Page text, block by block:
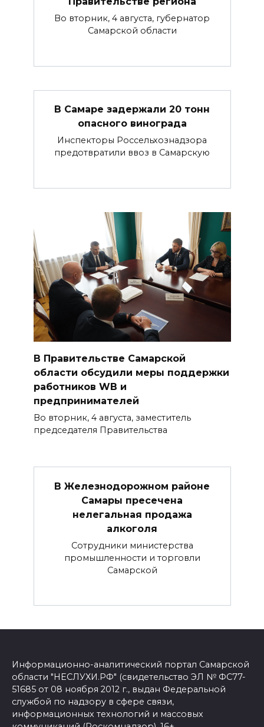
Во вторник, 4 августа, губернатор
Самарской области
В Самаре задержали 20 тонн
опасного винограда
Инспекторы Россельхознадзора
предотвратили ввоз в Самарскую
В Правительстве Самарской
области обсудили меры поддержки
работников WB и
предпринимателей
Во вторник, 4 августа, заместитель
председателя Правительства
В Железнодорожном районе
Самары пресечена
нелегальная продажа
алкоголя
Сотрудники министерства
промышленности и торговли
Самарской
Информационно-аналитический портал Самарской
области "НЕСЛУХИ.РФ" (свидетельство ЭЛ № ФС77-
51685 от 08 ноября 2012 г., выдан Федеральной
службой по надзору в сфере связи,
информационных технологий и массовых